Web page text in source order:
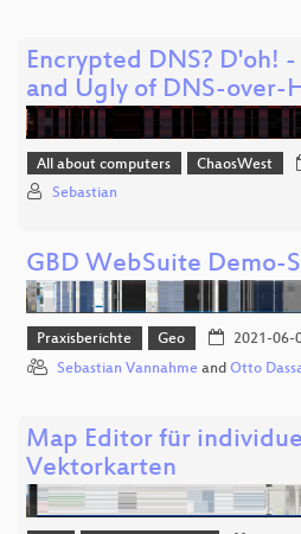
Encrypted DNS? D'oh!
and Ugly of DNS-over-
All about computers ChaosWest
Sebastian
GBD WebSuite Demo-
Praxisberichte Geo 2021-06-
Sebastian Vannahme and Otto
Map Editor für
Vektorkarten